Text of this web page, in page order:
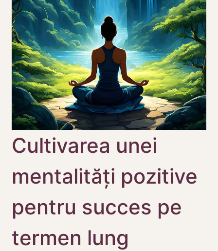
Cultivarea unei
mentalități pozitive
pentru succes pe
termen lung